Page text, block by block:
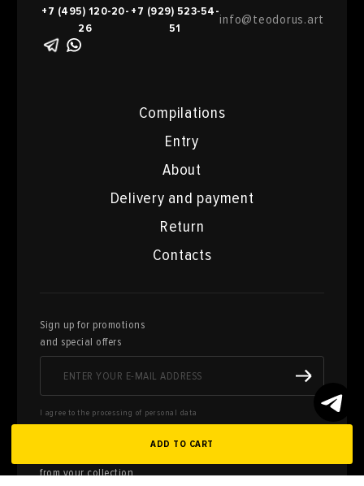
ADD TO CART
Compilations
Entry
About
Delivery and payment
Return
Contacts
+7 (495) 120-20-
26
+7 (929) 523-54-
51
info@teodorus.art
Sign up for promotions
and special offers
I agree to the processing of personal data
from your collection